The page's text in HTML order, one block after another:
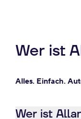
Wer ist
Alles. Einfach.
Wer ist